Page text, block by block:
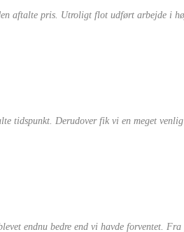
aftalte pris. Utroligt flot udført arbejde i
Derudover fik vi en meget
endnu bedre end vi havde forventet.